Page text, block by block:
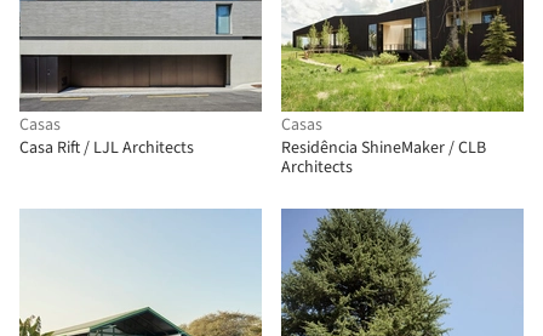
Casas
Casa Rift / LJL Architects
Casas
Residência ShineMaker / CLB
Architects